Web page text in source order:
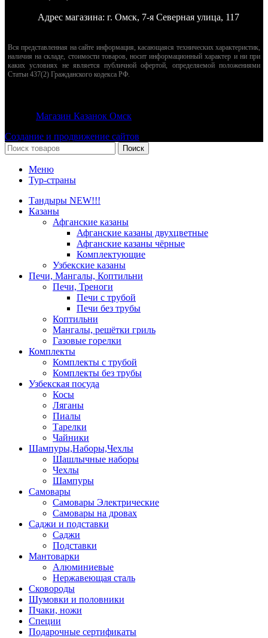
Адрес магазина: г. Омск, 7-я Северная улица, 117
Вся представленная на сайте информация, касающаяся технических характеристик,
наличия на складе, стоимости товаров, носит информационный характер и ни при
каких условиях не является публичной офертой, определяемой положениями
Статьи 437(2) Гражданского кодекса РФ.
Магазин Казанок Омск
Создание и продвижение сайтов
Поиск
Меню
Тур-страны
Тандыры NEW!!!
Казаны
Афганские казаны
Афганские казаны двухцветные
Афганские казаны чёрные
Комплектующие
Узбекские казаны
Печи, Мангалы, Коптильни
Печи, Треноги
Печи с трубой
Печи без трубы
Коптильни
Мангалы, решётки гриль
Газовые горелки
Комплекты
Комплекты с трубой
Комплекты без трубы
Узбекская посуда
Косы
Ляганы
Пиалы
Тарелки
Чайники
Шампуры,Наборы,Чехлы
Шашлычные наборы
Чехлы
Шампуры
Самовары
Самовары Электрические
Самовары на дровах
Саджи и подставки
Саджи
Подставки
Мантоварки
Алюминиевые
Нержавеющая сталь
Сковороды
Шумовки и половники
Пчаки, ножи
Специи
Подарочные сертификаты